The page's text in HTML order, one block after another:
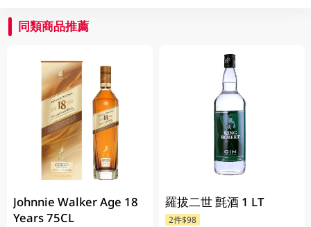
同類商品推薦
Johnnie Walker Age 18
Years 75CL
羅拔二世 氈酒 1 LT
2件$98